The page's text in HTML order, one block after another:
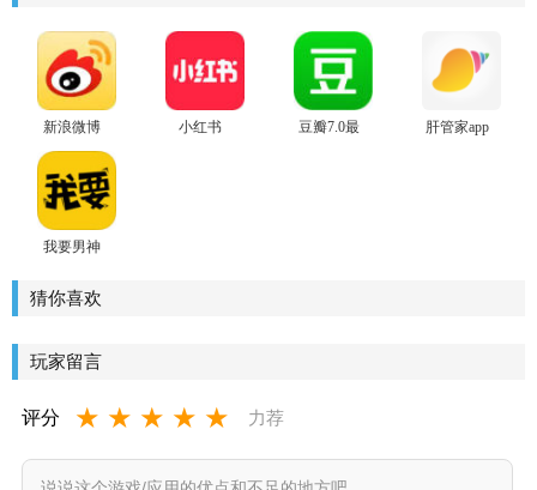
新浪微博
app官方版
小红书
豆瓣7.0最
肝管家app
我要男神
猜你喜欢
玩家留言
评分 ★ ★ ★ ★ ★ 力荐